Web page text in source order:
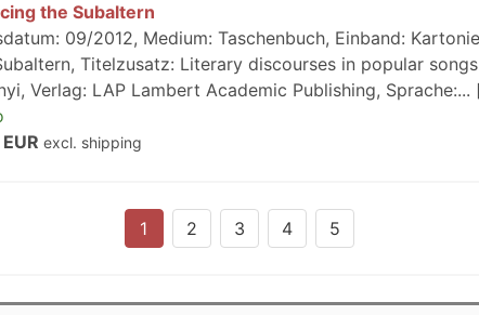
the Subaltern
09/2012, Medium: Taschenbuch, Einband:
Titelzusatz: Literary discourses in popular
Verlag: LAP Lambert Academic Publishing, Sprache:...
excl. shipping
1 2 3 4 5